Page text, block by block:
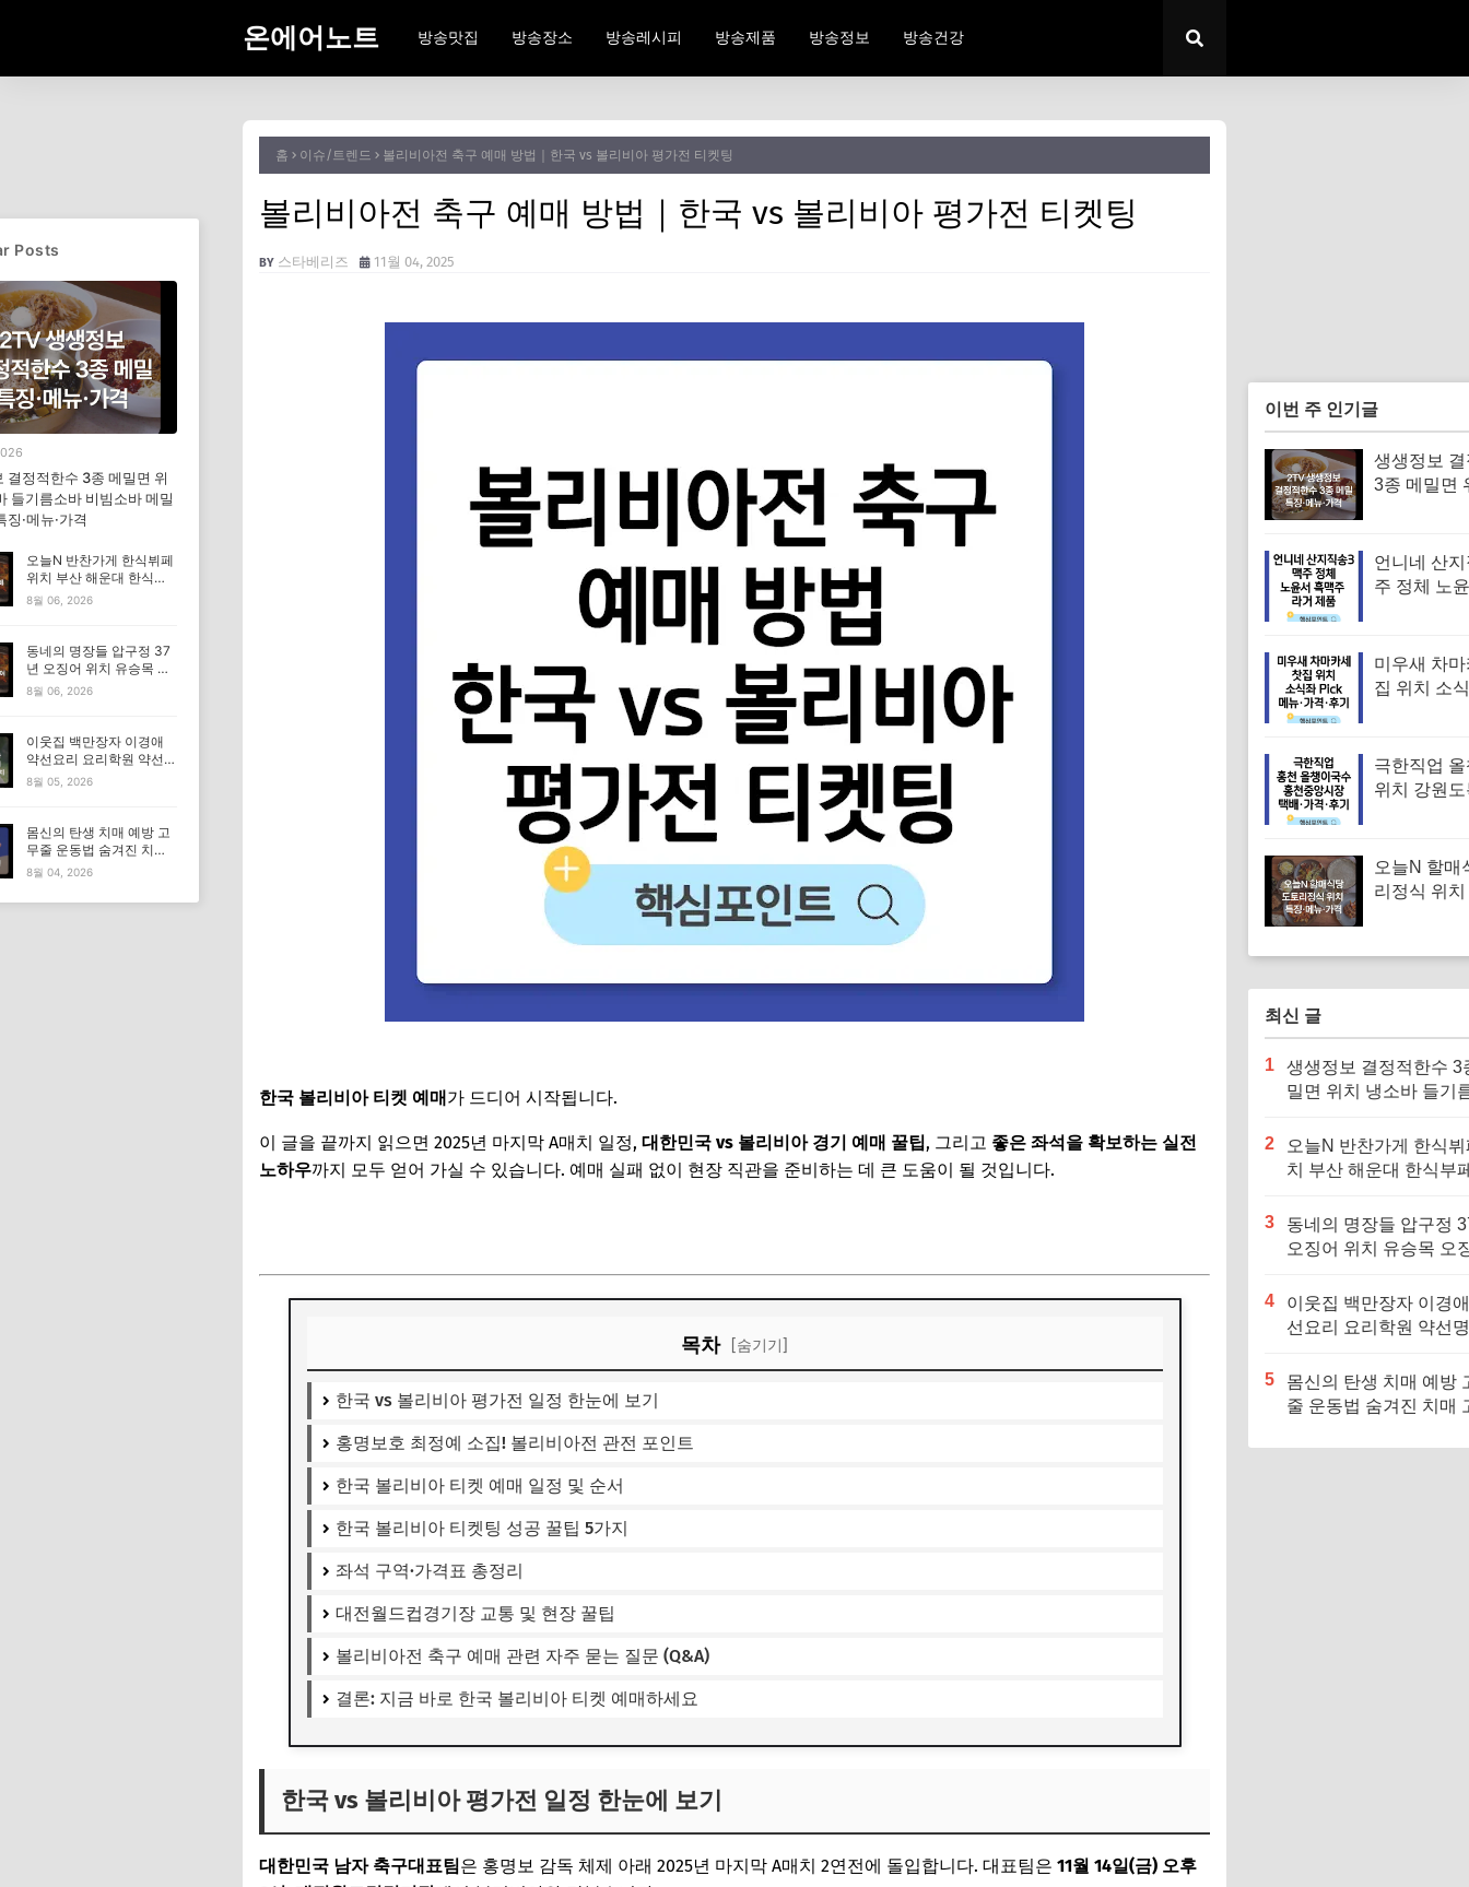
온에어노트 방송맛집 방송장소 방송레시피 방송제품 방송정보 방송건강
홈 이슈/트렌드 볼리비아전 축구 예매 방법｜한국 vs 볼리비아 평가전 티켓팅
볼리비아전 축구 예매 방법｜한국 vs 볼리비아 평가전 티켓팅
스타베리즈 11월 04, 2025
한국 볼리비아 티켓 예매가 드디어 시작됩니다.
이 글을 끝까지 읽으면 2025년 마지막 A매치 일정, 대한민국 vs 볼리비아 경기 예매 꿀팁, 그리고 좋은 좌석을 확보하는 실전
노하우까지 모두 얻어 가실 수 있습니다. 예매 실패 없이 현장 직관을 준비하는 데 큰 도움이 될 것입니다.
목차 [숨기기]
한국 vs 볼리비아 평가전 일정 한눈에 보기
홍명보호 최정예 소집! 볼리비아전 관전 포인트
한국 볼리비아 티켓 예매 일정 및 순서
한국 볼리비아 티켓팅 성공 꿀팁 5가지
좌석 구역·가격표 총정리
대전월드컵경기장 교통 및 현장 꿀팁
볼리비아전 축구 예매 관련 자주 묻는 질문 (Q&A)
결론: 지금 바로 한국 볼리비아 티켓 예매하세요
한국 vs 볼리비아 평가전 일정 한눈에 보기
대한민국 남자 축구대표팀은 홍명보 감독 체제 아래 2025년 마지막 A매치 2연전에 돌입합니다. 대표팀은 11월 14일(금) 오후
이번 주 인기글
생생정보
3종 메밀면
징·메뉴·가
언니네 산
주 정체 노
미우새 차
집 위치 소
뉴·가격·후
극한직업
위치 강원
기
오늘N 할매
리정식 위
최신 글
1
생생정보 결정적한수 3
밀면 위치 냉소바 들기
징·메뉴·가격
2
오늘N 반찬가게 한식
치 부산 해운대 한식부
장인)
3
동네의 명장들 압구정
오징어 위치 유승목 오
음 특징·메뉴·가격
4
이웃집 백만장자 이경
선요리 요리학원 약선
5
몸신의 탄생 치매 예방
줄 운동법 숨겨진 치매
Posts
결정적한수 3종 메밀면 위
들기름소바 비빔소바 메밀
징·메뉴·가격
오늘N 반찬가게 한식뷔페
위치 부산 해운대 한식부
페 특징·메뉴·가격 (우리동
8월 06, 2026
동네의 명장들 압구정 37
년 오징어 위치 유승목 오
징어불고기 오징어튀김 오
8월 06, 2026
이웃집 백만장자 이경애
약선요리 요리학원 약선명
장 식당 위치 요리연구소
8월 05, 2026
몸신의 탄생 치매 예방 고
무줄 운동법 숨겨진 치매
고위험군｜포스파티딜세
8월 04, 2026